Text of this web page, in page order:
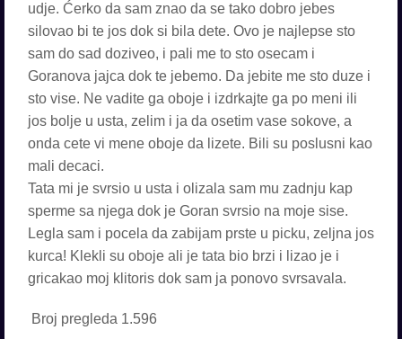
udje. Ćerko da sam znao da se tako dobro jebes
silovao bi te jos dok si bila dete. Ovo je najlepse sto
sam do sad doziveo, i pali me to sto osecam i
Goranova jajca dok te jebemo. Da jebite me sto duze i
sto vise. Ne vadite ga oboje i izdrkajte ga po meni ili
jos bolje u usta, zelim i ja da osetim vase sokove, a
onda cete vi mene oboje da lizete. Bili su poslusni kao
mali decaci.
Tata mi je svrsio u usta i olizala sam mu zadnju kap
sperme sa njega dok je Goran svrsio na moje sise.
Legla sam i pocela da zabijam prste u picku, zeljna jos
kurca! Klekli su oboje ali je tata bio brzi i lizao je i
gricakao moj klitoris dok sam ja ponovo svrsavala.
Broj pregleda 1.596